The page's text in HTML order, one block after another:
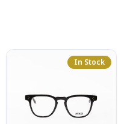
In Stock